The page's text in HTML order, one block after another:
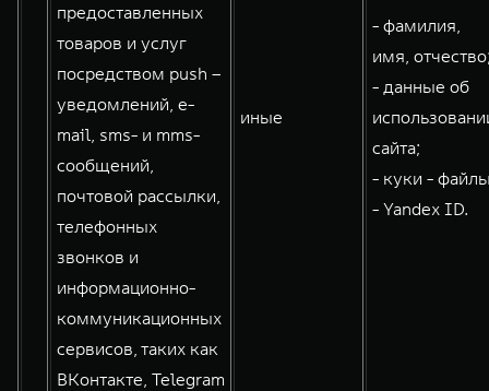
предоставленных
товаров и услуг
посредством push –
уведомлений, e-
mail, sms- и mms-
сообщений,
почтовой рассылки,
телефонных
звонков и
информационно-
коммуникационных
сервисов, таких как
ВКонтакте, Telegram
иные
- фамилия,
имя,
- данные об
сайта;
- куки -
- Yandex ID.